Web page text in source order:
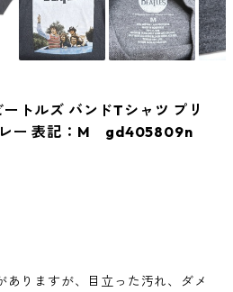
トルズ バンドTシャツ プリ
レー 表記：M gd405809n
りますが、目立った汚れ、ダメ